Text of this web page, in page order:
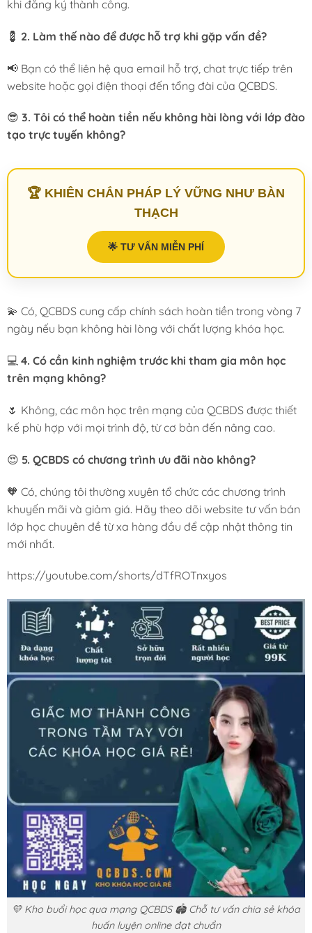
khi đăng ký thành công.
💈 2. Làm thế nào để được hỗ trợ khi gặp vấn đề?
📢 Bạn có thể liên hệ qua email hỗ trợ, chat trực tiếp trên
website hoặc gọi điện thoại đến tổng đài của QCBDS.
😎 3. Tôi có thể hoàn tiền nếu không hài lòng với lớp đào
tạo trực tuyến không?
🏆 KHIÊN CHẮN PHÁP LÝ VỮNG NHƯ BÀN
THẠCH
🌟 TƯ VẤN MIỄN PHÍ
💫 Có, QCBDS cung cấp chính sách hoàn tiền trong vòng 7
ngày nếu bạn không hài lòng với chất lượng khóa học.
💻 4. Có cần kinh nghiệm trước khi tham gia môn học
trên mạng không?
🌷 Không, các môn học trên mạng của QCBDS được thiết
kế phù hợp với mọi trình độ, từ cơ bản đến nâng cao.
😍 5. QCBDS có chương trình ưu đãi nào không?
🧡 Có, chúng tôi thường xuyên tổ chức các chương trình
khuyến mãi và giảm giá. Hãy theo dõi website tư vấn bán
lớp học chuyên đề từ xa hàng đầu để cập nhật thông tin
mới nhất.
https://youtube.com/shorts/dTfROTnxyos
💛 Kho buổi học qua mạng QCBDS 🏟️ Chỗ tư vấn chia sẻ khóa
huấn luyện online đạt chuẩn